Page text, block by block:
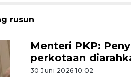
rusun
Menteri PKP:
perkotaan
30 Juni 2026 10:02